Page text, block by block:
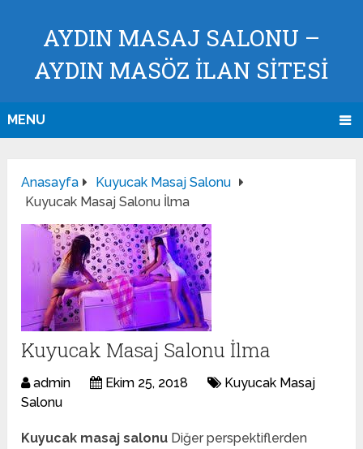
AYDIN MASAJ SALONU –
AYDIN MASÖZ İLAN SİTESİ
MENU
Anasayfa
Kuyucak Masaj Salonu
Kuyucak Masaj Salonu İlma
Kuyucak Masaj Salonu İlma
admin Ekim 25, 2018
Kuyucak Masaj
Salonu
Kuyucak masaj salonu Diğer perspektiflerden